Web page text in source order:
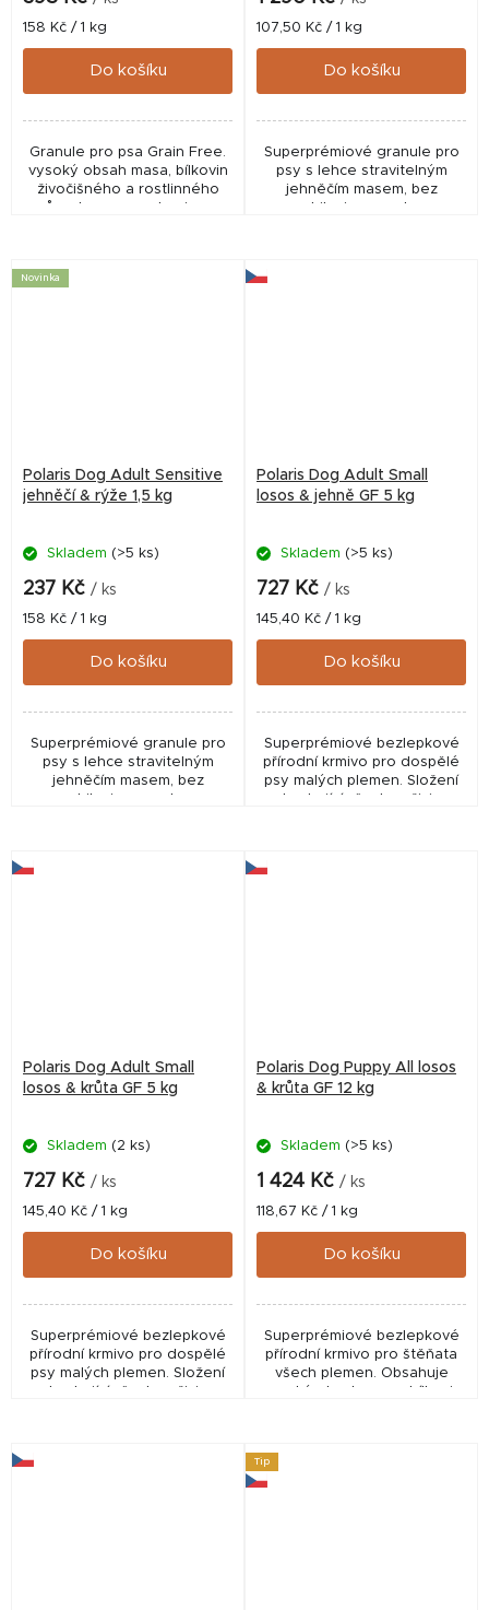
Měrná
cena:
158 Kč / 1 kg
Do košíku
Granule pro psa Grain Free.
vysoký obsah masa, bílkovin
živočišného a rostlinného
původu, superpotraviny a
Měrná
cena:
107,50 Kč / 1 kg
Do košíku
Superprémiové granule pro
psy s lehce stravitelným
jehněčím masem, bez
obilovin a mnoha
Novinka
Polaris Dog Adult Sensitive
jehněčí & rýže 1,5 kg
Skladem (>5 ks)
237 Kč / ks
Měrná
cena:
158 Kč / 1 kg
Do košíku
Superprémiové granule pro
psy s lehce stravitelným
jehněčím masem, bez
Polaris Dog Adult Small
losos & jehně GF 5 kg
Skladem (>5 ks)
727 Kč / ks
Měrná
cena:
145,40 Kč / 1 kg
Do košíku
Superprémiové bezlepkové
přírodní krmivo pro dospělé
psy malých plemen. Složení
Polaris Dog Adult Small
losos & krůta GF 5 kg
Skladem (2 ks)
727 Kč / ks
Měrná
cena:
145,40 Kč / 1 kg
Do košíku
Superprémiové bezlepkové
přírodní krmivo pro dospělé
psy malých plemen. Složení
obsahující všechny živiny,
Polaris Dog Puppy All losos
& krůta GF 12 kg
Skladem (>5 ks)
1 424 Kč / ks
Měrná
cena:
118,67 Kč / 1 kg
Do košíku
Superprémiové bezlepkové
přírodní krmivo pro štěňata
všech plemen. Obsahuje
vysoký obsah masa, bílkovin
Tip